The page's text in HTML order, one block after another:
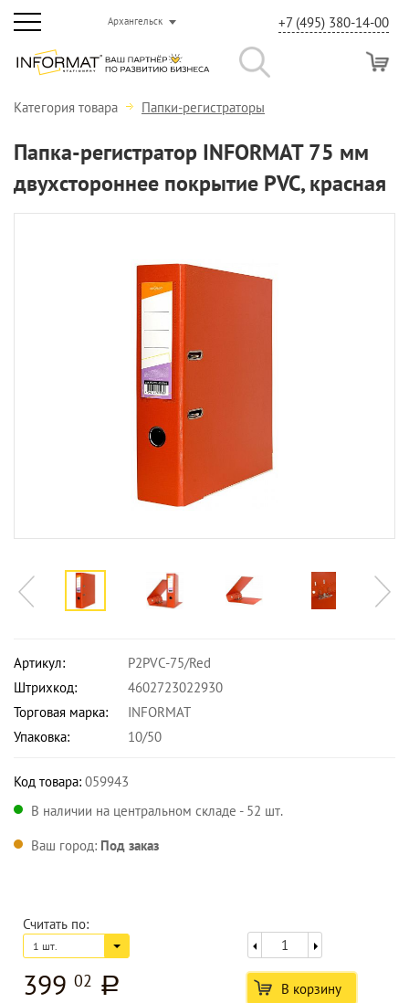
Архангельск +7 (495) 380-14-00
Категория товара Папки-регистраторы
Папка-регистратор INFORMAT 75 мм
двухстороннее покрытие PVC, красная
Артикул:
P2PVC-75/Red
Штрихкод:
4602723022930
Торговая марка:
INFORMAT
Упаковка:
10/50
Код товара: 059943
В наличии на центральном складе - 52 шт.
Ваш город: Под заказ
Считать по:
1 шт.
399 02 a В корзину